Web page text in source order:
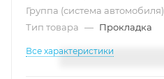
Группа (система автомобиля)
Тип товара — Прокладка
Все характеристики